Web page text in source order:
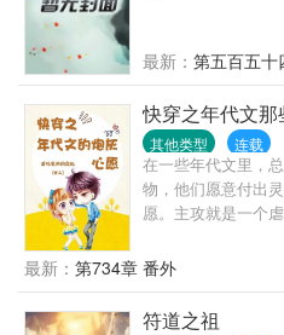
最新： 第五百五十
快穿之年代文
其他类型 连载
在一些年代文里，
物，他们愿意付出
愿。主攻就是一个
二：六十年代的早
的渣男其他暂定
最新： 第734章 番外
符道之祖